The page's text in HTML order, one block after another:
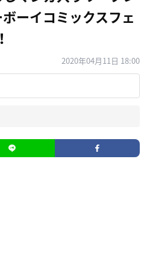
ーイコミックスフェ
2020年04月11日 18:00